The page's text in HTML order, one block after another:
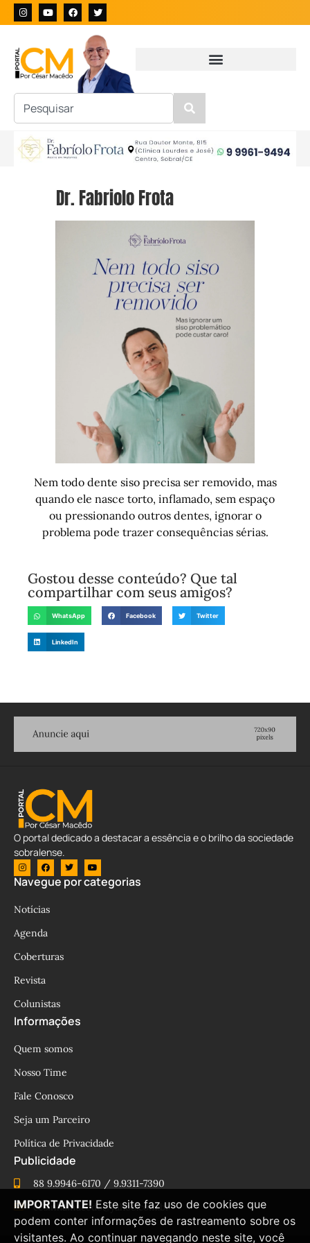
Dr. Fabriolo Frota
Nem todo dente siso precisa ser removido, mas
quando ele nasce torto, inflamado, sem espaço
ou pressionando outros dentes, ignorar o
problema pode trazer consequências sérias.
Gostou desse conteúdo? Que tal
compartilhar com seus amigos?
WhatsApp Facebook Twitter
LinkedIn
O portal dedicado a destacar a essência e o brilho da sociedade
sobralense.
Navegue por categorias
Notícias
Agenda
Coberturas
Revista
Colunistas
Informações
Quem somos
Nosso Time
Fale Conosco
Seja um Parceiro
Política de Privacidade
Publicidade
88 9.9946-6170 / 9.9311-7390
cesinhamacedo@yahoo.com.br
IMPORTANTE! Este site faz uso de cookies que
podem conter informações de rastreamento sobre os
visitantes. Ao continuar navegando neste site, você